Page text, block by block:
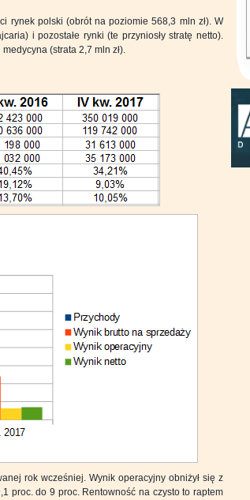
rynek polski (obrót na poziomie 568,3 mln zł). W
i pozostałe rynki (te przyniosły stratę netto).
(strata 2,7 mln zł).
rok wcześniej. Wynik operacyjny obniżył się z
proc. do 9 proc. Rentowność na czysto to raptem